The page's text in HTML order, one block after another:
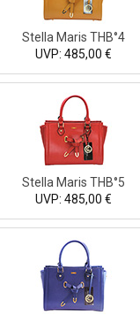
Stella Maris THB°4
UVP: 485,00 €
Stella Maris THB°5
UVP: 485,00 €